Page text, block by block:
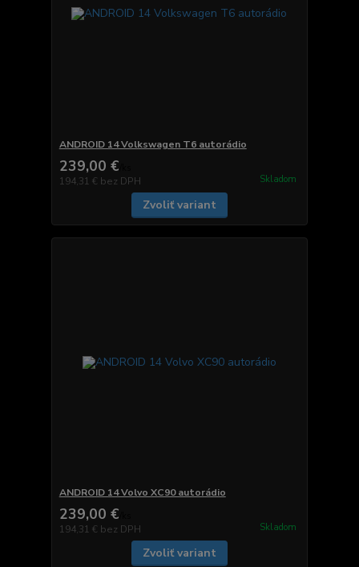
ANDROID 14 Volkswagen T6 autorádio
239,00 €
194,31 € bez DPH Skladom
Zvoliť variant
ANDROID 14 Volvo XC90 autorádio
239,00 €
194,31 € bez DPH Skladom
Zvoliť variant